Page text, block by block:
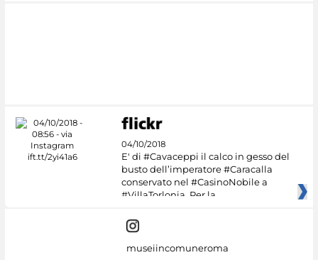
04/10/2018
E' di #Cavaceppi il calco in gesso del
busto dell’imperatore #Caracalla
conservato nel #CasinoNobile a
#VillaTorlonia. Per la
museiincomuneroma